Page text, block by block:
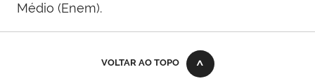
Médio (Enem).
VOLTAR AO TOPO